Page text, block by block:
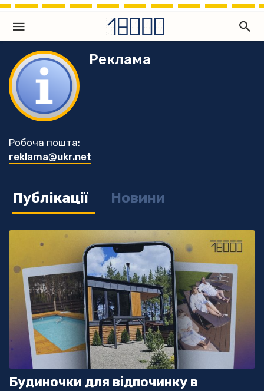
Реклама
Робоча пошта:
reklama@ukr.net
Публікації Новини
Будиночки для відпочинку в